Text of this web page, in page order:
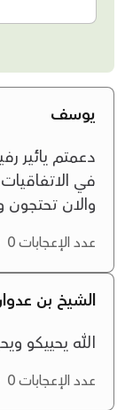
يوسف
دعمتم يائير
في
والان تحتجون
عدد الإعجابات
الشيخ بن
الله يحييكو
عدد الإعجابات